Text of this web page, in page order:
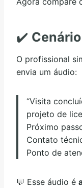
✔️
O profissional
envia um áudio:
“Visita
projeto de
Próximo
Contato
Ponto de
💬 Esse áudio é